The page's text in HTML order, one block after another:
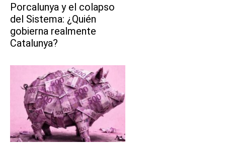
Porcalunya y el colapso
del Sistema: ¿Quién
gobierna realmente
Catalunya?